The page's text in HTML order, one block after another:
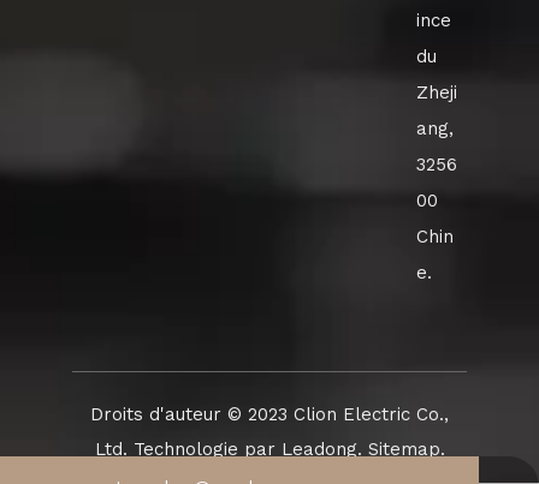
ince
du
Zheji
ang,
3256
00
Chin
e.
Droits d'auteur ©️ 2023 Clion Electric Co.,
Ltd. Technologie par Leadong. Sitemap.